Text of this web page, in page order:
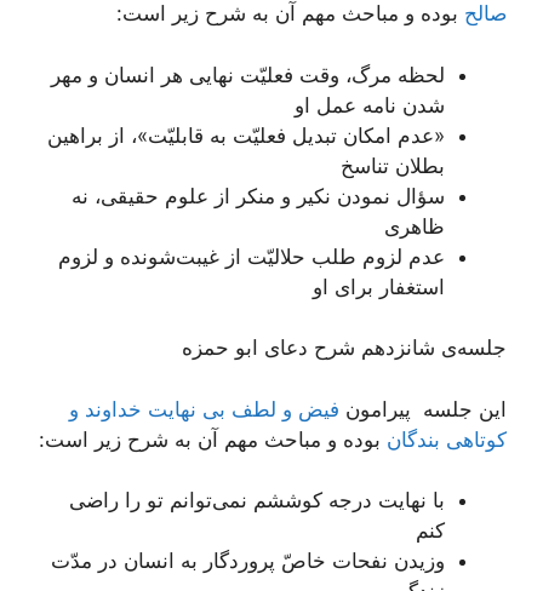
صالح بوده و مباحث مهم آن به شرح زیر است:
لحظه مرگ، وقت فعلیّت نهایی هر انسان و مهر
شدن نامه عمل او
«عدم امکان تبدیل فعلیّت به قابلیّت»، از براهین
بطلان تناسخ
سؤال نمودن نکیر و منکر از علوم حقیقی، نه
ظاهری
عدم لزوم طلب حلالیّت از غیبت‌شونده و لزوم
استغفار برای او
جلسه‌ی شانزدهم شرح دعای ابو حمزه
این جلسه پیرامون فیض و لطف بی نهایت خداوند و
کوتاهی بندگان بوده و مباحث مهم آن به شرح زیر است:
با نهایت درجه کوششم نمی‌توانم تو را راضی
کنم
وزیدن نفحات خاصّ پروردگار به انسان در مدّت